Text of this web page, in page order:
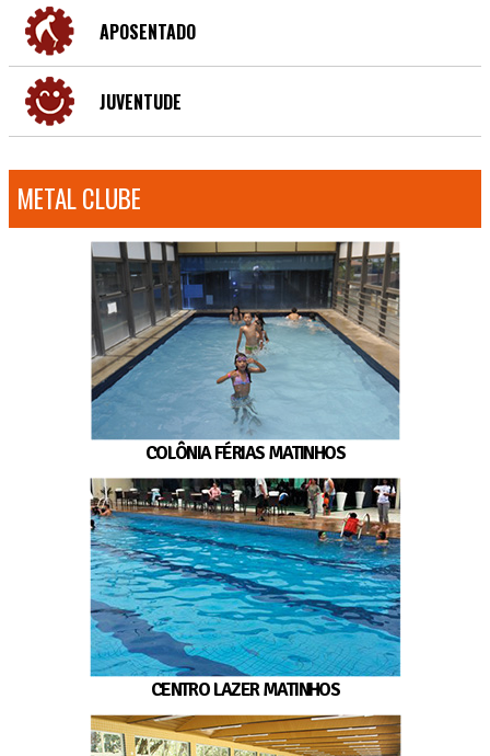
APOSENTADO
JUVENTUDE
METAL CLUBE
COLÔNIA FÉRIAS MATINHOS
CENTRO LAZER MATINHOS